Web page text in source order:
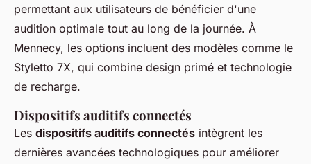
permettant aux utilisateurs de bénéficier d'une
audition optimale tout au long de la journée. À
Mennecy, les options incluent des modèles comme le
Styletto 7X, qui combine design primé et technologie
de recharge.
Dispositifs auditifs connectés
Les dispositifs auditifs connectés intègrent les
dernières avancées technologiques pour améliorer